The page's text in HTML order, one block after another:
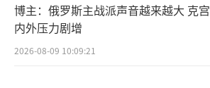
博主：俄罗斯主战派声音越来越大 克宫
内外压力剧增
2026-08-09 10:09:21